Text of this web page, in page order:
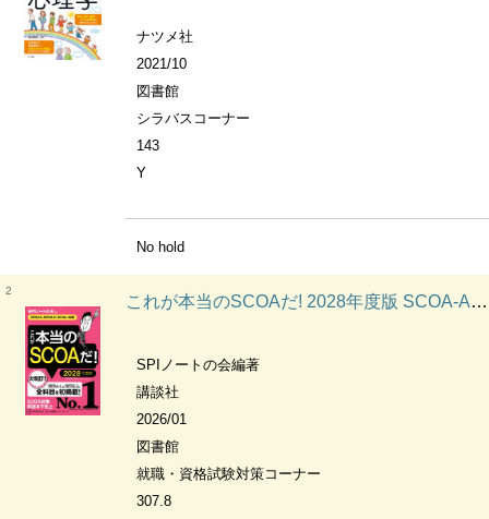
ナツメ社
2021/10
図書館
シラバスコーナー
143
Y
No hold
2
これが本当のSCOAだ! 2028年度版 SCOA-A・SCOA-C・SCOA-i対応 本当の就職テストシリーズ
SPIノートの会編著
講談社
2026/01
図書館
就職・資格試験対策コーナー
307.8